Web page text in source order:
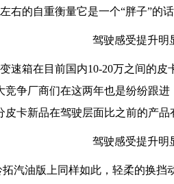
右的自重衡量它是一个“胖子”的
箱在目前国内10-20万之间的皮
竞争厂商们在这两年也是纷纷跟
皮卡新品在驾驶层面比之前的产品
油版上同样如此，轻柔的换挡